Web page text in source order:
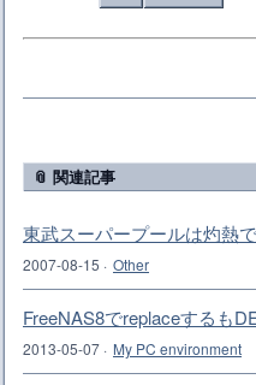
📎 関連記事
東武スーパープールは灼熱
2007-08-15 · Other
FreeNAS8でreplaceするも
2013-05-07 · My PC environment